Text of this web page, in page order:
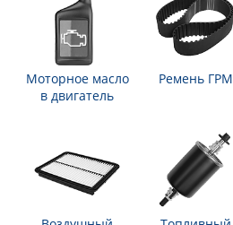
Моторное масло
в двигатель
Ремень ГРМ